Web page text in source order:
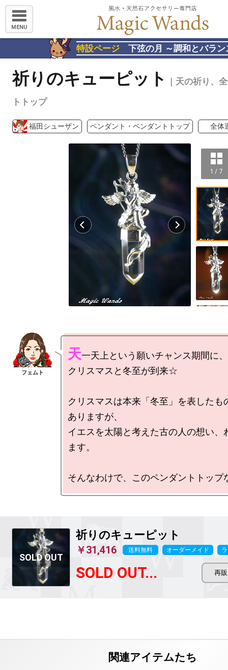
MENU
特設ページ 下弦の月 ～調和とバラン
祈りのキューピット ｜天の祈り、
トトップ
福田シューザン ペンダント・ペンダントトップ 全体
1 / 7
天一天上という願いチャンス期間に、
クリスマスと冬至が到来☆
クリスマスは本来「冬至」を表したも
ありますが、
イエスを太陽と考えた古の人の想い、
ます。
祈りのキューピット
￥31,416 送料無料 オーダーメイド
SOLD OUT...